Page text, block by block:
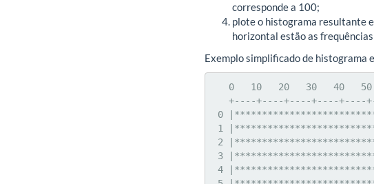
corresponde a 100;
plote o histograma resultante
horizontal estão as
Exemplo simplificado de histograma